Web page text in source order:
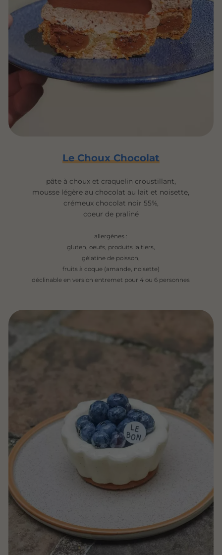
Le Choux Chocolat
pâte à choux et craquelin croustillant,
mousse légère au chocolat au lait et noisette,
crémeux chocolat noir 55%,
coeur de praliné
allergènes :
gluten, oeufs, produits laitiers,
gélatine de poisson,
fruits à coque (amande, noisette)
déclinable en version entremet pour 4 ou 6 personnes